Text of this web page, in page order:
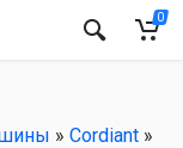
0
» Cordiant »